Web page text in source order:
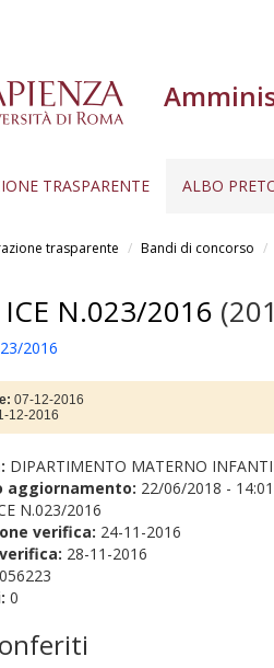
TRASPARENTE ALBO
trasparente Bandi di concorso
N.023/2016
2016
07-12-2016
12-2016
DIPARTIMENTO MATERNO
aggiornamento: 22/06/2018 - 14:01
N.023/2016
verifica: 24-11-2016
28-11-2016
0